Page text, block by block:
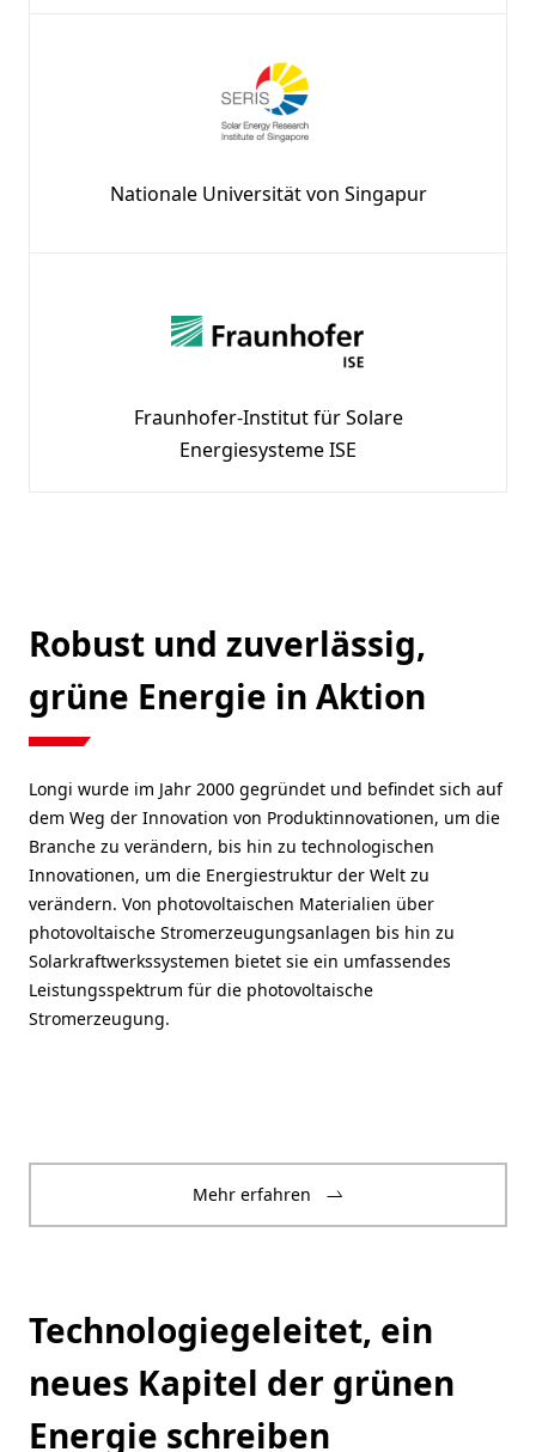
Nationale Universität von Singapur
Fraunhofer-Institut für Solare
Energiesysteme ISE
Robust und zuverlässig,
grüne Energie in Aktion
Longi wurde im Jahr 2000 gegründet und befindet sich auf
dem Weg der Innovation von Produktinnovationen, um die
Branche zu verändern, bis hin zu technologischen
Innovationen, um die Energiestruktur der Welt zu
verändern. Von photovoltaischen Materialien über
photovoltaische Stromerzeugungsanlagen bis hin zu
Solarkraftwerkssystemen bietet sie ein umfassendes
Leistungsspektrum für die photovoltaische
Stromerzeugung.
Mehr erfahren
Technologiegeleitet, ein
neues Kapitel der grünen
Energie schreiben